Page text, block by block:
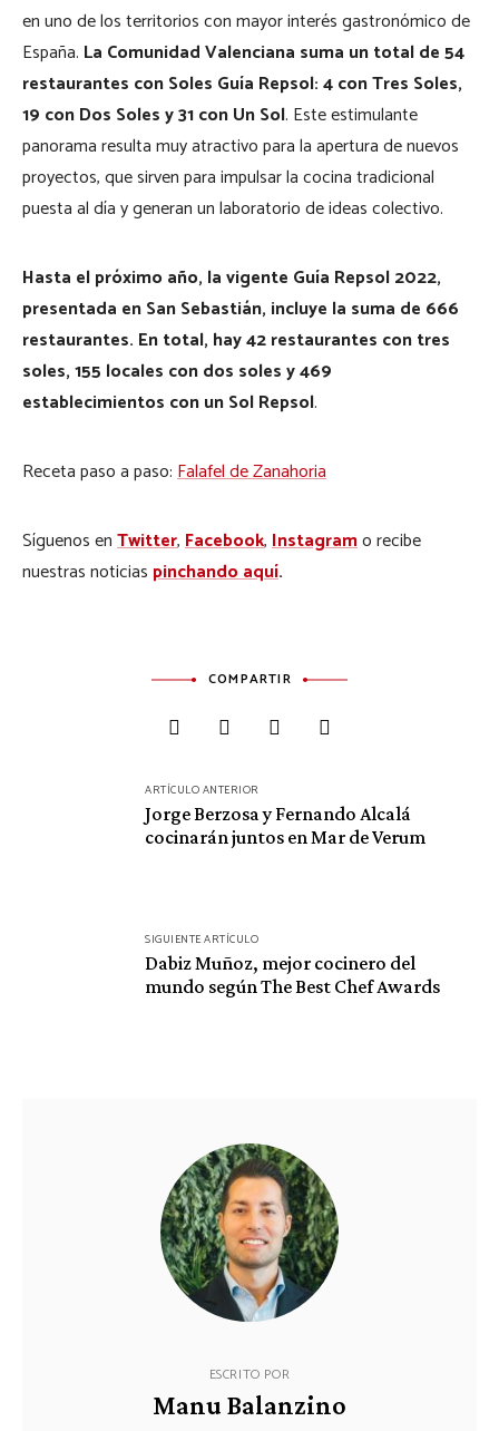
en uno de los territorios con mayor interés gastronómico de
España. La Comunidad Valenciana suma un total de 54
restaurantes con Soles Guía Repsol: 4 con Tres Soles,
19 con Dos Soles y 31 con Un Sol. Este estimulante
panorama resulta muy atractivo para la apertura de nuevos
proyectos, que sirven para impulsar la cocina tradicional
puesta al día y generan un laboratorio de ideas colectivo.
Hasta el próximo año, la vigente Guía Repsol 2022,
presentada en San Sebastián, incluye la suma de 666
restaurantes. En total, hay 42 restaurantes con tres
soles, 155 locales con dos soles y 469
establecimientos con un Sol Repsol.
Receta paso a paso:Falafel de Zanahoria
Síguenos enTwitter,Facebook,Instagramo recibe
nuestras noticias pinchando aquí.
COMPARTIR
ARTÍCULO ANTERIOR
Jorge Berzosa y Fernando Alcalá
cocinarán juntos en Mar de Verum
SIGUIENTE ARTÍCULO
Dabiz Muñoz, mejor cocinero del
mundo según The Best Chef Awards
ESCRITO POR
Manu Balanzino